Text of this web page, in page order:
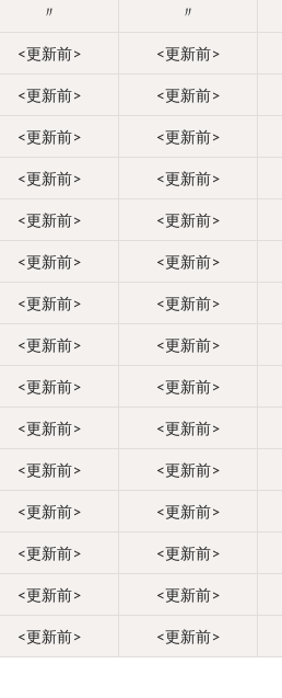
〃 〃
<更新前> <更新前>
<更新前> <更新前>
<更新前> <更新前>
<更新前> <更新前>
<更新前> <更新前>
<更新前> <更新前>
<更新前> <更新前>
<更新前> <更新前>
<更新前> <更新前>
<更新前> <更新前>
<更新前> <更新前>
<更新前> <更新前>
<更新前> <更新前>
<更新前> <更新前>
<更新前> <更新前>